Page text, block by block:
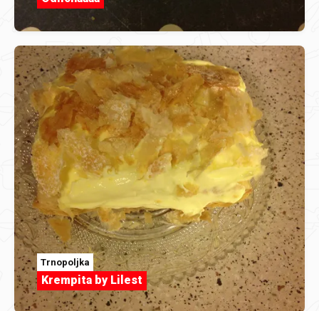
Trnopoljka
Krempita by Lilest